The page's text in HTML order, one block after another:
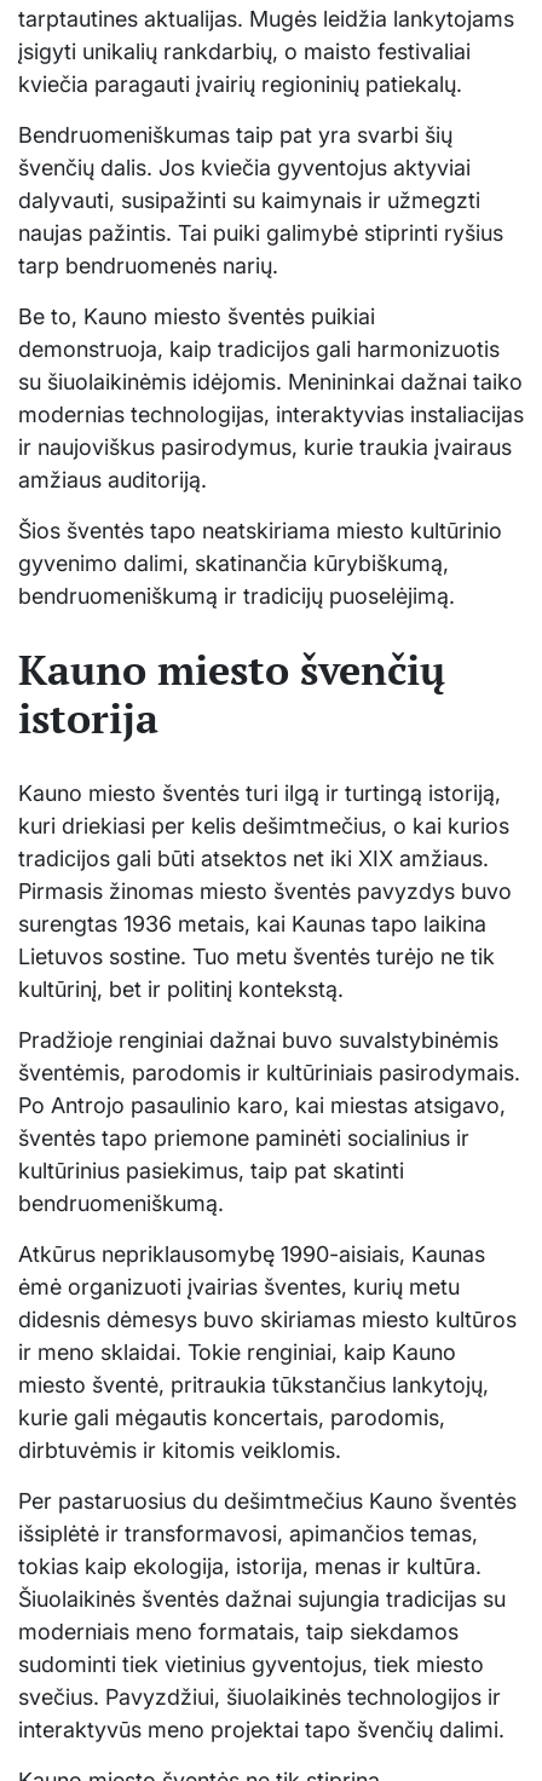
tarptautines aktualijas. Mugės leidžia lankytojams
įsigyti unikalių rankdarbių, o maisto festivaliai
kviečia paragauti įvairių regioninių patiekalų.
Bendruomeniškumas taip pat yra svarbi šių
švenčių dalis. Jos kviečia gyventojus aktyviai
dalyvauti, susipažinti su kaimynais ir užmegzti
naujas pažintis. Tai puiki galimybė stiprinti ryšius
tarp bendruomenės narių.
Be to, Kauno miesto šventės puikiai
demonstruoja, kaip tradicijos gali harmonizuotis
su šiuolaikinėmis idėjomis. Menininkai dažnai taiko
modernias technologijas, interaktyvias instaliacijas
ir naujoviškus pasirodymus, kurie traukia įvairaus
amžiaus auditoriją.
Šios šventės tapo neatskiriama miesto kultūrinio
gyvenimo dalimi, skatinančia kūrybiškumą,
bendruomeniškumą ir tradicijų puoselėjimą.
Kauno miesto švenčių
istorija
Kauno miesto šventės turi ilgą ir turtingą istoriją,
kuri driekiasi per kelis dešimtmečius, o kai kurios
tradicijos gali būti atsektos net iki XIX amžiaus.
Pirmasis žinomas miesto šventės pavyzdys buvo
surengtas 1936 metais, kai Kaunas tapo laikina
Lietuvos sostine. Tuo metu šventės turėjo ne tik
kultūrinį, bet ir politinį kontekstą.
Pradžioje renginiai dažnai buvo suvalstybinėmis
šventėmis, parodomis ir kultūriniais pasirodymais.
Po Antrojo pasaulinio karo, kai miestas atsigavo,
šventės tapo priemone paminėti socialinius ir
kultūrinius pasiekimus, taip pat skatinti
bendruomeniškumą.
Atkūrus nepriklausomybę 1990-aisiais, Kaunas
ėmė organizuoti įvairias šventes, kurių metu
didesnis dėmesys buvo skiriamas miesto kultūros
ir meno sklaidai. Tokie renginiai, kaip Kauno
miesto šventė, pritraukia tūkstančius lankytojų,
kurie gali mėgautis koncertais, parodomis,
dirbtuvėmis ir kitomis veiklomis.
Per pastaruosius du dešimtmečius Kauno šventės
išsiplėtė ir transformavosi, apimančios temas,
tokias kaip ekologija, istorija, menas ir kultūra.
Šiuolaikinės šventės dažnai sujungia tradicijas su
moderniais meno formatais, taip siekdamos
sudominti tiek vietinius gyventojus, tiek miesto
svečius. Pavyzdžiui, šiuolaikinės technologijos ir
interaktyvūs meno projektai tapo švenčių dalimi.